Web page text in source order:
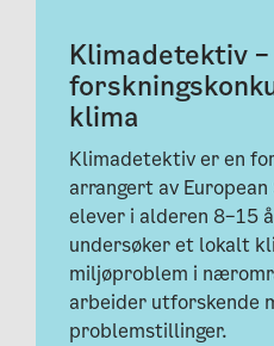
Klimadetektiv –
klima
Klimadetektiv er en
arrangert av
elever i alderen 8–15
undersøker et lokalt
miljøproblem i
arbeider utforskende
problemstillinger.